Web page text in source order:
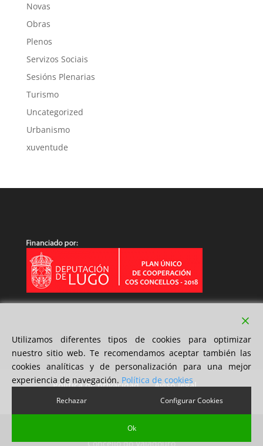
Novas
Obras
Plenos
Servizos Sociais
Sesións Plenarias
Turismo
Uncategorized
Urbanismo
xuventude
Política de privacidad
Aviso legal
Política de cookies
Diseño 2xMil Soluciones S.L | Copyright © 2018
Concello do Valadouro
Utilizamos diferentes tipos de cookies para optimizar
nuestro sitio web. Te recomendamos aceptar también las
cookies analíticas y de personalización para una mejor
experiencia de navegación. Política de cookies
Rechazar Configurar Cookies
Ok